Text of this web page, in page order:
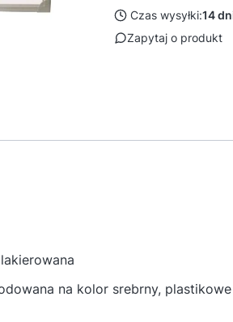
Czas wysyłki:14
Zapytaj o produkt
na kolor srebrny,